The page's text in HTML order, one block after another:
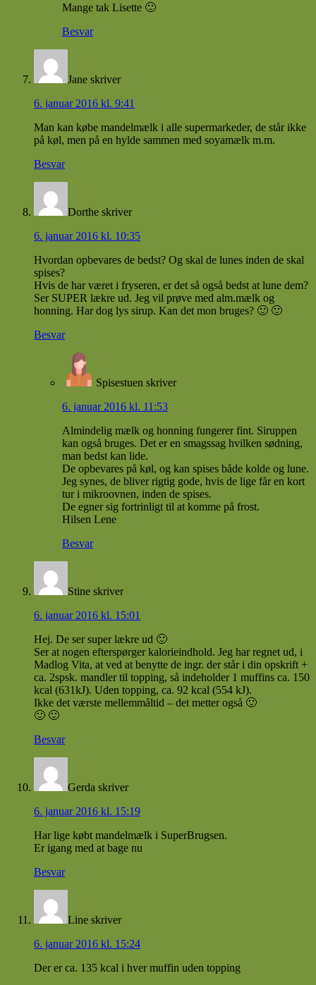
Mange tak Lisette 🙂
Besvar
Jane skriver
6. januar 2016 kl. 9:41
Man kan købe mandelmælk i alle supermarkeder, de står ikke
på køl, men på en hylde sammen med soyamælk m.m.
Besvar
Dorthe skriver
6. januar 2016 kl. 10:35
Hvordan opbevares de bedst? Og skal de lunes inden de skal
spises?
Hvis de har været i fryseren, er det så også bedst at lune dem?
Ser SUPER lækre ud. Jeg vil prøve med alm.mælk og
honning. Har dog lys sirup. Kan det mon bruges? 🙂 🙂
Besvar
Spisestuen skriver
6. januar 2016 kl. 11:53
Almindelig mælk og honning fungerer fint. Siruppen
kan også bruges. Det er en smagssag hvilken sødning,
man bedst kan lide.
De opbevares på køl, og kan spises både kolde og lune.
Jeg synes, de bliver rigtig gode, hvis de lige får en kort
tur i mikroovnen, inden de spises.
De egner sig fortrinligt til at komme på frost.
Hilsen Lene
Besvar
Stine skriver
6. januar 2016 kl. 15:01
Hej. De ser super lækre ud 🙂
Ser at nogen efterspørger kalorieindhold. Jeg har regnet ud, i
Madlog Vita, at ved at benytte de ingr. der står i din opskrift +
ca. 2spsk. mandler til topping, så indeholder 1 muffins ca. 150
kcal (631kJ). Uden topping, ca. 92 kcal (554 kJ).
Ikke det værste mellemmåltid – det metter også 🙂
🙂 🙂
Besvar
Gerda skriver
6. januar 2016 kl. 15:19
Har lige købt mandelmælk i SuperBrugsen.
Er igang med at bage nu
Besvar
Line skriver
6. januar 2016 kl. 15:24
Der er ca. 135 kcal i hver muffin uden topping